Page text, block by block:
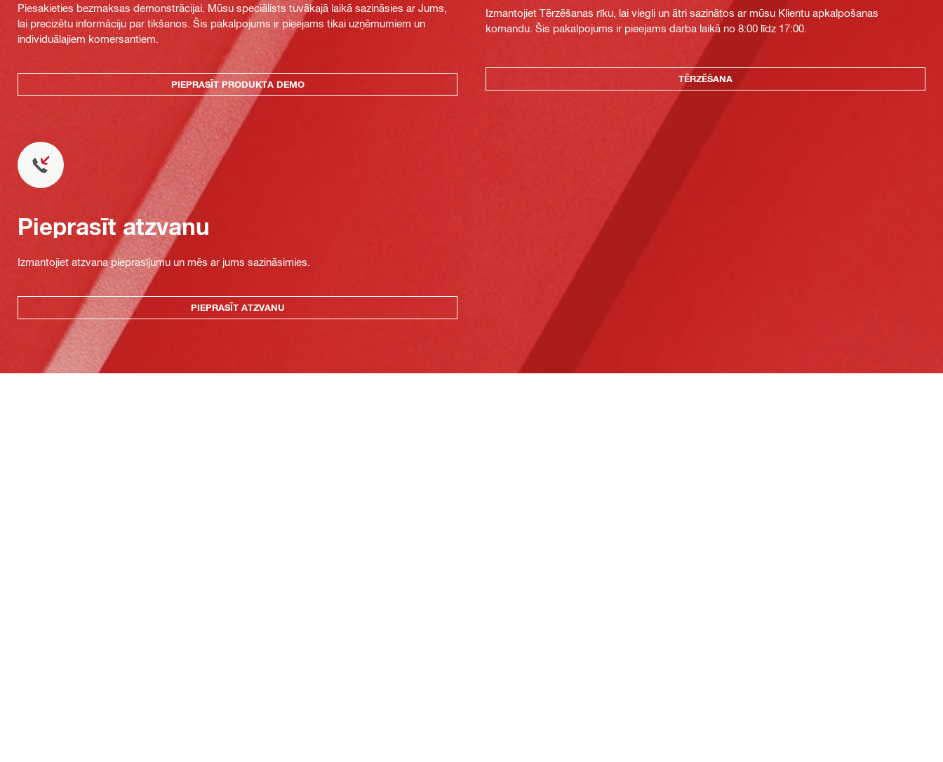
Piesakieties bezmaksas demonstrācijai. Mūsu speciālists tuvākajā laikā sazināsies ar Jums,
lai precizētu informāciju par tikšanos. Šis pakalpojums ir pieejams tikai uzņēmumiem un
individuālajiem komersantiem.
PIEPRASĪT PRODUKTA DEMO
Izmantojiet Tērzēšanas rīku, lai viegli un ātri sazinātos ar mūsu Klientu apkalpošanas
komandu. Šis pakalpojums ir pieejams darba laikā no 8:00 līdz 17:00.
TĒRZĒŠANA
Pieprasīt atzvanu
Izmantojiet atzvana pieprasījumu un mēs ar jums sazināsimies.
PIEPRASĪT ATZVANU